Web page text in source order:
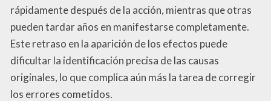
rápidamente después de la acción, mientras que otras
pueden tardar años en manifestarse completamente.
Este retraso en la aparición de los efectos puede
dificultar la identificación precisa de las causas
originales, lo que complica aún más la tarea de corregir
los errores cometidos.